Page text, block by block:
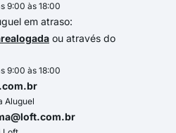
9:00 às 18:00
em atraso:
ou através do
9:00 às 18:00
Aluguel